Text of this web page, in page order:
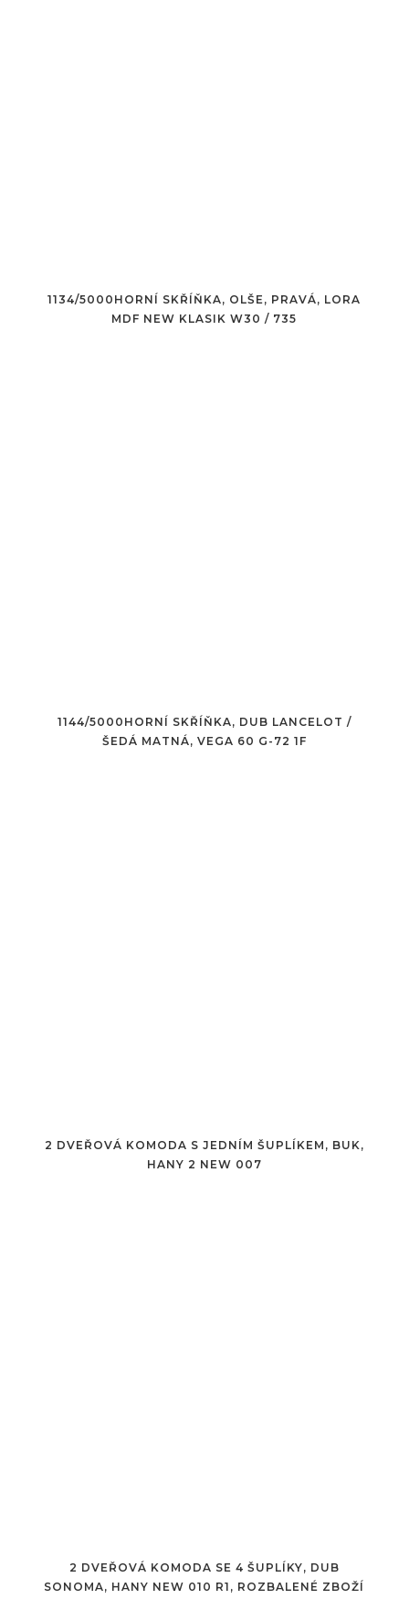
1134/5000HORNÍ SKŘÍŇKA, OLŠE, PRAVÁ, LORA
MDF NEW KLASIK W30 / 735
1144/5000HORNÍ SKŘÍŇKA, DUB LANCELOT /
ŠEDÁ MATNÁ, VEGA 60 G-72 1F
2 DVEŘOVÁ KOMODA S JEDNÍM ŠUPLÍKEM, BUK,
HANY 2 NEW 007
2 DVEŘOVÁ KOMODA SE 4 ŠUPLÍKY, DUB
SONOMA, HANY NEW 010 R1, ROZBALENÉ ZBOŽÍ